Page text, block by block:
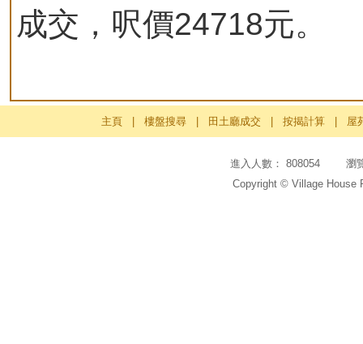
成交，呎價24718元。
主頁 樓盤搜尋 田土廳成交 按揭計算 屋
進入人數： 808054 瀏
Copyright © Village House